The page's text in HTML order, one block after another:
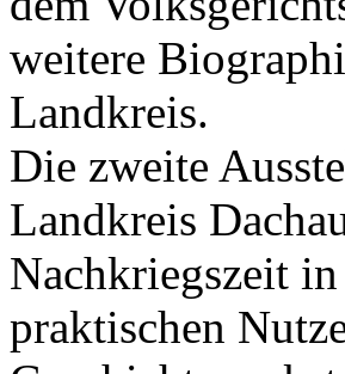
weitere
Landkreis.
Die zweite
Landkreis
Nachkriegszeit
praktischen